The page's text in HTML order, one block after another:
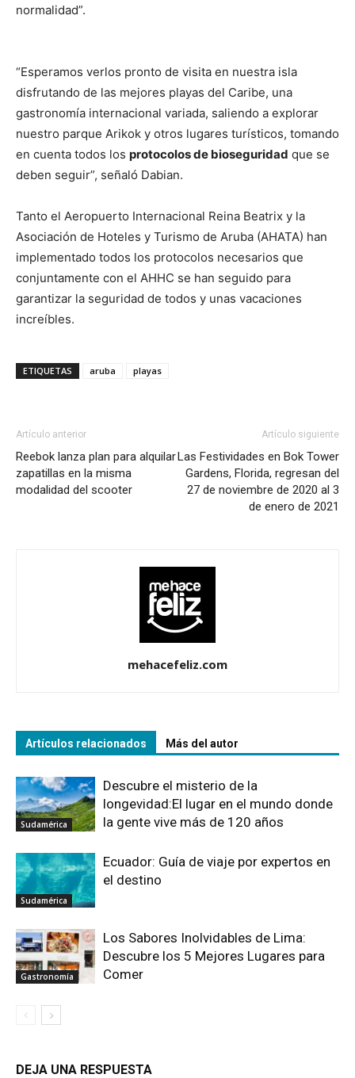
normalidad”.
“Esperamos verlos pronto de visita en nuestra isla
disfrutando de las mejores playas del Caribe, una
gastronomía internacional variada, saliendo a explorar
nuestro parque Arikok y otros lugares turísticos, tomando
en cuenta todos los protocolos de bioseguridad que se
deben seguir”, señaló Dabian.
Tanto el Aeropuerto Internacional Reina Beatrix y la
Asociación de Hoteles y Turismo de Aruba (AHATA) han
implementado todos los protocolos necesarios que
conjuntamente con el AHHC se han seguido para
garantizar la seguridad de todos y unas vacaciones
increíbles.
ETIQUETAS aruba playas
Artículo anterior
Reebok lanza plan para alquilar
zapatillas en la misma
modalidad del scooter
Artículo siguiente
Las Festividades en Bok Tower
Gardens, Florida, regresan del
27 de noviembre de 2020 al 3
de enero de 2021
mehacefeliz.com
Artículos relacionados Más del autor
Sudamérica
Descubre el misterio de la
longevidad:El lugar en el mundo donde
la gente vive más de 120 años
Sudamérica
Ecuador: Guía de viaje por expertos en
el destino
Gastronomía
Los Sabores Inolvidables de Lima:
Descubre los 5 Mejores Lugares para
Comer
DEJA UNA RESPUESTA